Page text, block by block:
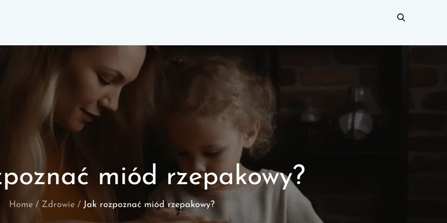
miód rzepakowy?
Home Zdrowie Jak rozpoznać miód rzepakowy?